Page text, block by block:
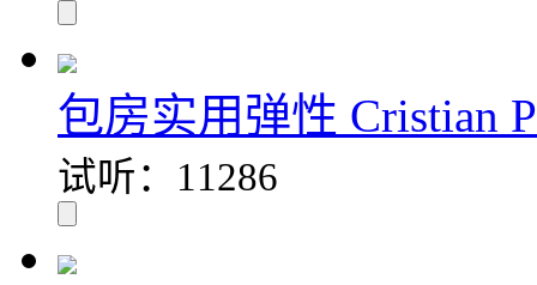
包房实用弹性 Cristian
试听：11286